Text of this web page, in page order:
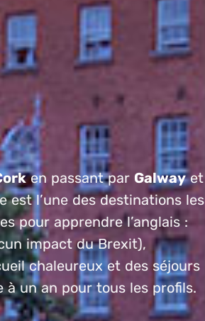
en passant par Galwayet
est l’une des destinations les
pour apprendre l’anglais :
impact du Brexit),
chaleureux et des séjours
à un an pour tous les profils.